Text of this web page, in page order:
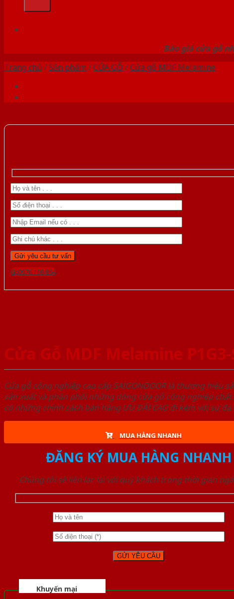
Báo giá cửa gỗ
Trang chủ /Sản phẩm /CỬA GỖ /Cửa gỗ MDF Melamine
Gọi 0976.169.864
Cửa Gỗ MDF Melamine P1G3-
Cửa gỗ công nghiệp cao cấp SAIGONDOOR là thương hiệu
sản xuất và phân phối những dòng cửa gỗ công nghiệp
có những chính sách bán hàng ƯU ĐÃI CAO đi kèm với sự
MUA HÀNG NHANH
ĐĂNG KÝ MUA HÀNG NHANH
Chúng tôi sẽ liên lạc lại với quý khách trong thời gian
Khuyến mại